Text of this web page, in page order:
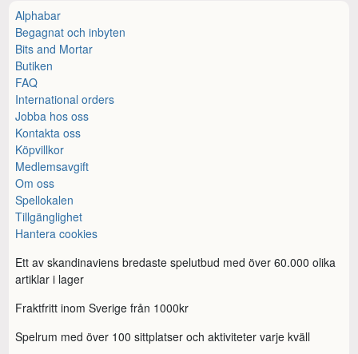
Alphabar
Begagnat och inbyten
Bits and Mortar
Butiken
FAQ
International orders
Jobba hos oss
Kontakta oss
Köpvillkor
Medlemsavgift
Om oss
Spellokalen
Tillgänglighet
Hantera cookies
Ett av skandinaviens bredaste spelutbud med över 60.000 olika
artiklar i lager
Fraktfritt inom Sverige från 1000kr
Spelrum med över 100 sittplatser och aktiviteter varje kväll